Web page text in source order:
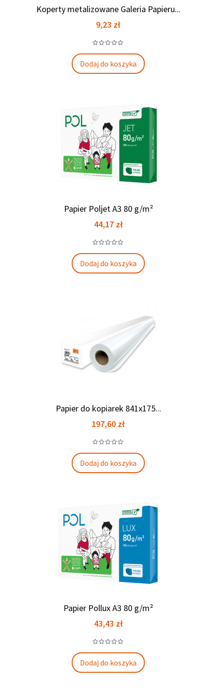
Koperty metalizowane Galeria Papieru...
Cena
9,23 zł
Dodaj do koszyka
Papier Poljet A3 80 g/m²
Cena
44,17 zł
Dodaj do koszyka
Papier do kopiarek 841x175...
Cena
197,60 zł
Dodaj do koszyka
Papier Pollux A3 80 g/m²
Cena
43,43 zł
Dodaj do koszyka